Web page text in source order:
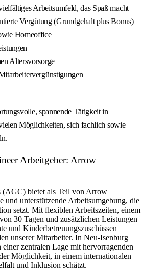
Arbeitsumfeld, das Spaß macht
Vergütung (Grundgehalt plus Bonus)
Homeoffice
Altersvorsorge
spannende Tätigkeit in
Möglichkeiten, sich fachlich sowie
Arbeitgeber: Arrow
bietet als Teil von Arrow
und unterstützende Arbeitsumgebung, die
setzt. Mit flexiblen Arbeitszeiten, einem
30 Tagen und zusätzlichen Leistungen
und Kinderbetreuungszuschüssen
unserer Mitarbeiter. In Neu-Isenburg
zentralen Lage mit hervorragenden
Möglichkeit, in einem internationalen
und Inklusion schätzt.